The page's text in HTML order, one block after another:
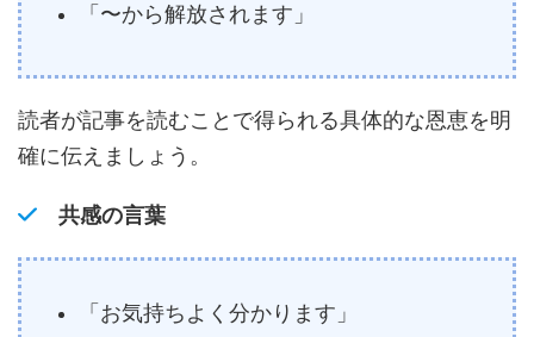
「〜から解放されます」
読者が記事を読むことで得られる具体的な恩恵を明
確に伝えましょう。
共感の言葉
「お気持ちよく分かります」